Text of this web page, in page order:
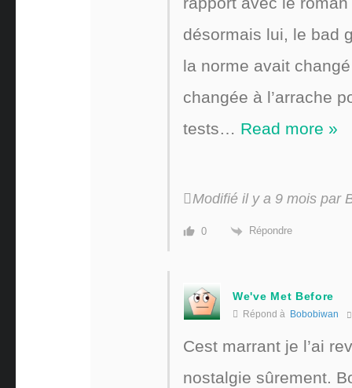
désormais lui, le bad
la norme avait
changée à l’arrache
tests… Read more »
Modifié il y a 9 mois par
0 Répondre
We've Met Before
Répond à Bobobiwan
Cest marrant je l’ai
nostalgie sûrement.